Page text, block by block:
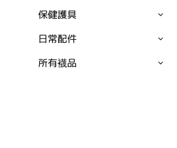
保健護具
日常配件
所有襪品